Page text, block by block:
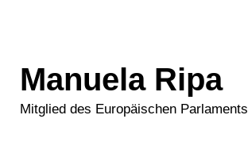
Manuela Ripa
Mitglied des Europäischen Parlaments